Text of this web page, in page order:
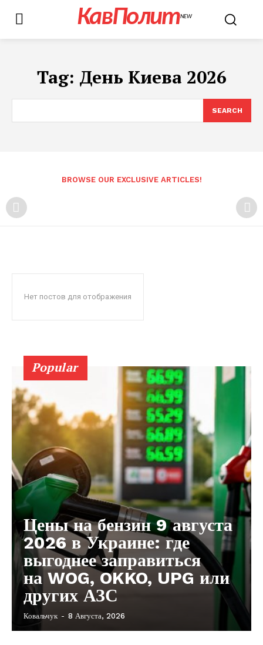
КавПолитNEW
Tag: День Киева 2026
SEARCH
BROWSE OUR EXCLUSIVE ARTICLES!
Нет постов для отображения
Popular
Цены на бензин 9 августа
2026 в Украине: где
выгоднее заправиться
на WOG, OKKO, UPG или
других АЗС
Ковальчук - 8 Августа, 2026